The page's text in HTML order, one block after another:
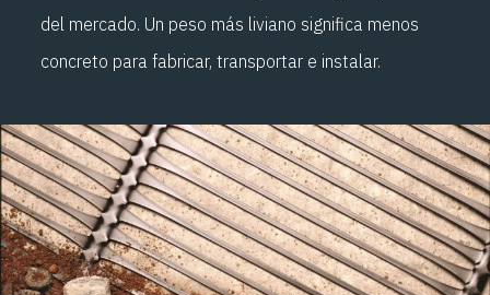
del mercado. Un peso más liviano significa menos
concreto para fabricar, transportar e instalar.